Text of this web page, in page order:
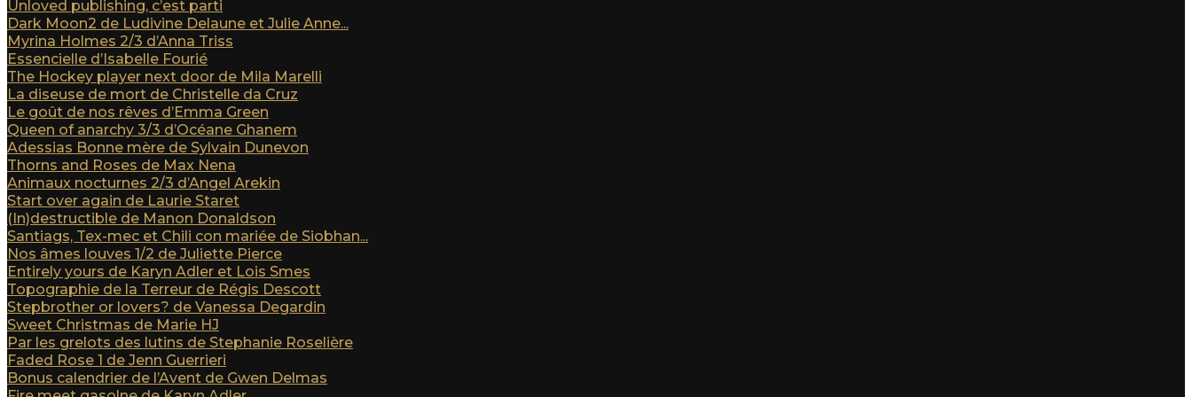
Unloved publishing, c’est parti
Dark Moon2 de Ludivine Delaune et Julie Anne...
Myrina Holmes 2/3 d’Anna Triss
Essencielle d’Isabelle Fourié
The Hockey player next door de Mila Marelli
La diseuse de mort de Christelle da Cruz
Le goût de nos rêves d’Emma Green
Queen of anarchy 3/3 d’Océane Ghanem
Adessias Bonne mère de Sylvain Dunevon
Thorns and Roses de Max Nena
Animaux nocturnes 2/3 d’Angel Arekin
Start over again de Laurie Staret
(In)destructible de Manon Donaldson
Santiags, Tex-mec et Chili con mariée de Siobhan...
Nos âmes louves 1/2 de Juliette Pierce
Entirely yours de Karyn Adler et Lois Smes
Topographie de la Terreur de Régis Descott
Stepbrother or lovers? de Vanessa Degardin
Sweet Christmas de Marie HJ
Par les grelots des lutins de Stephanie Roselière
Faded Rose 1 de Jenn Guerrieri
Bonus calendrier de l’Avent de Gwen Delmas